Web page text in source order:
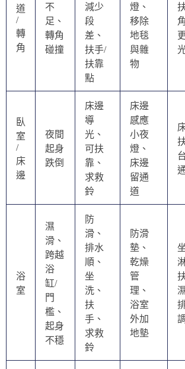
道
/
轉
角
不
足、
轉角
碰撞
減少
段
差、
扶手/
扶靠
點
燈、
移除
地毯
與雜
物
臥
室
/
床
邊
夜間
起身
跌倒
床邊
導
光、
可扶
靠、
求救
鈴
床邊
感應
小夜
燈、
床邊
留通
道
浴
室
濕
滑、
跨越
浴
缸/
門
檻、
起身
不穩
防
滑、
排水
順、
坐
洗、
扶
手、
求救
鈴
防滑
墊、
乾燥
管
理、
浴室
外加
地墊